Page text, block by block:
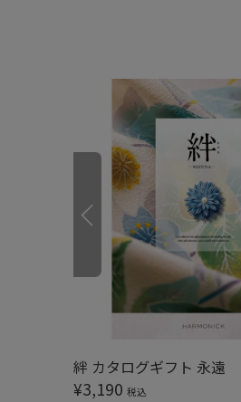
絆 カタログギフト 永遠
¥3,190 税込